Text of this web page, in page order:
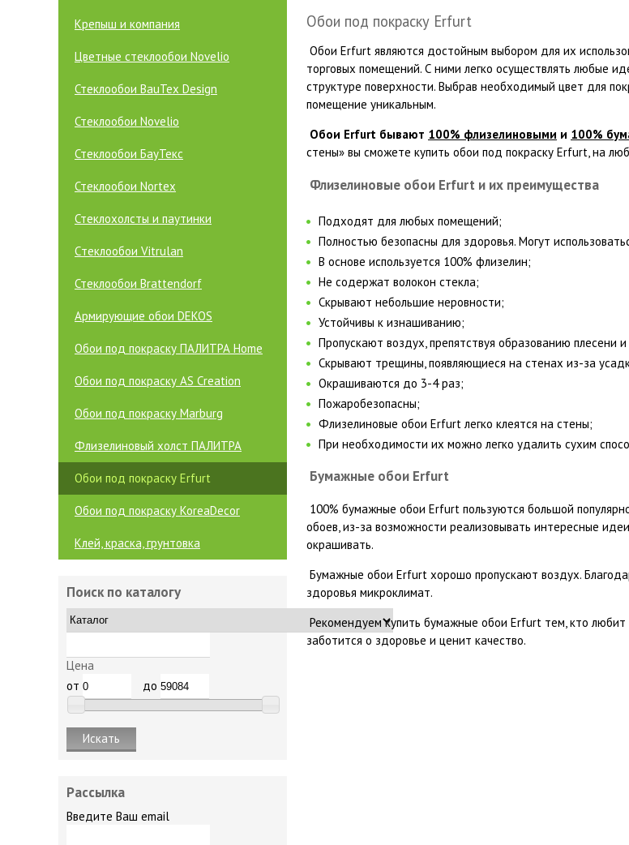
Крепыш и компания
Цветные стеклообои Novelio
Стеклообои BauTex Design
Стеклообои Novelio
Стеклообои БауТекс
Стеклообои Nortex
Стеклохолсты и паутинки
Cтеклообои Vitrulan
Стеклообои Brattendorf
Армирующие обои DEKOS
Обои под покраску ПАЛИТРА Home
Обои под покраску AS Creation
Обои под покраску Marburg
Флизелиновый холст ПАЛИТРА
Обои под покраску Erfurt
Обои под покраску KoreaDecor
Клей, краска, грунтовка
Поиск по каталогу
Цена
от
до
Рассылка
Введите Ваш email
Обои под покраску Erfurt
Обои Erfurt являются достойным выбором для их
торговых помещений. С ними легко осуществлять любые
структуре поверхности. Выбрав необходимый цвет для
помещение уникальным.
Обои Erfurt бывают 100% флизелиновыми и 100%
стены» вы сможете купить обои под покраску Erfurt, на
Флизелиновые обои Erfurt и их преимущества
Подходят для любых помещений;
Полностью безопасны для здоровья. Могут
В основе используется 100% флизелин;
Не содержат волокон стекла;
Скрывают небольшие неровности;
Устойчивы к изнашиванию;
Пропускают воздух, препятствуя образованию плесени и
Скрывают трещины, появляющиеся на стенах из-за
Окрашиваются до 3-4 раз;
Пожаробезопасны;
Флизелиновые обои Erfurt легко клеятся на стены;
При необходимости их можно легко удалить сухим
Бумажные обои Erfurt
100% бумажные обои Erfurt пользуются большой
обоев, из-за возможности реализовывать интересные
окрашивать.
Бумажные обои Erfurt хорошо пропускают воздух.
здоровья микроклимат.
Рекомендуем купить бумажные обои Erfurt тем, кто
заботится о здоровье и ценит качество.